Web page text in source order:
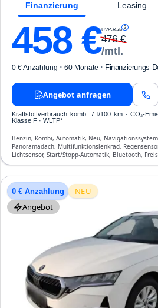
Finanzierung Leasing
458€UVP-Rate 3
476€
/mtl.
0 € Anzahlung · 60 Monate · Finanzierungs-
Angebot anfragen
Kraftstoffverbrauch komb. 7 l/100 km · CO₂-
Klasse F · WLTP*
Benzin, Kombi, Automatik, Neu,
Panoramadach, Multifunktionslenkrad,
Lichtsensor, Start/Stopp-Automatik, Bluetooth,
Verkehrszeichen-Erkennung, ESP, ABS,
0 € Anzahlung
NEU
Angebot